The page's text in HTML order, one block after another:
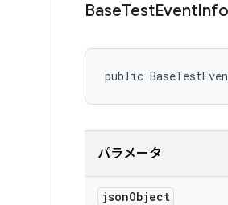
BaseTestEventInfo
public
パラメータ
jsonObject